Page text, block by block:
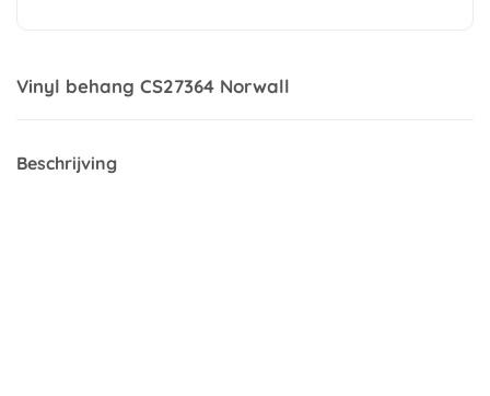
Vinyl behang CS27364 Norwall
Beschrijving